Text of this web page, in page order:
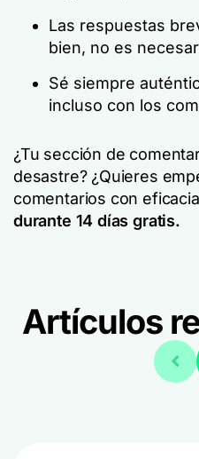
Las respuestas
bien, no es
Sé siempre
incluso con los
¿Tu sección de
desastre? ¿Quieres
comentarios con
durante 14 días gratis.
Artículos